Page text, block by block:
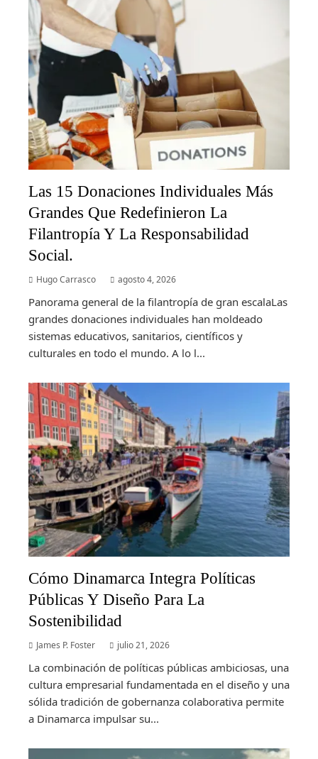
Las 15 Donaciones Individuales Más
Grandes Que Redefinieron La
Filantropía Y La Responsabilidad
Social.
Hugo Carrasco agosto 4, 2026
Panorama general de la filantropía de gran escalaLas
grandes donaciones individuales han moldeado
sistemas educativos, sanitarios, científicos y
culturales en todo el mundo. A lo l...
Cómo Dinamarca Integra Políticas
Públicas Y Diseño Para La
Sostenibilidad
James P. Foster julio 21, 2026
La combinación de políticas públicas ambiciosas, una
cultura empresarial fundamentada en el diseño y una
sólida tradición de gobernanza colaborativa permite
a Dinamarca impulsar su...